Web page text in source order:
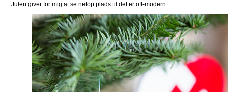
Julen giver for mig at se netop plads til det er off-modern.